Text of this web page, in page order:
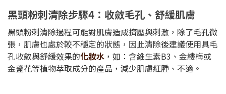
黑頭粉刺清除步驟4：收斂毛孔、舒緩肌膚
黑頭粉刺清除過程可能對肌膚造成擠壓與刺激，除了毛孔微
張，肌膚也處於較不穩定的狀態，因此清除後建議使用具毛
孔收斂與舒緩效果的化妝水 ，如：含維生素B3、金縷梅或
金盞花等植物萃取成分的產品，減少肌膚紅腫、不適。